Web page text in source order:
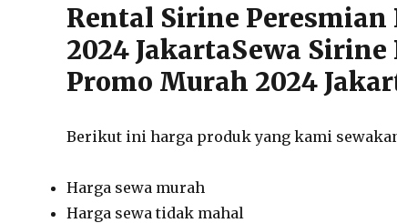
Rental Sirine
2024 JakartaSewa
Promo Murah 2024
Berikut ini harga produk yang kami
Harga sewa murah
Harga sewa tidak mahal